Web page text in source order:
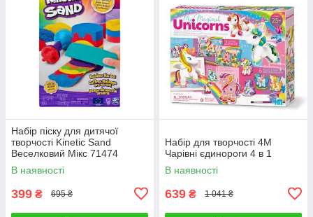
Набір піску для дитячої
творчості Kinetic Sand
Веселковий Мікс 71474
В наявності
399 ₴ 695 ₴
Набір для творчості 4M
Чарівні єдинороги 4 в 1
В наявності
639 ₴ 1 041 ₴